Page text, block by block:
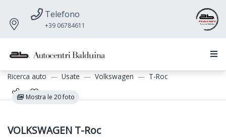
Telefono
+39 06784611
Ricerca auto Usate Volkswagen T-Roc
Mostra le 20 foto
VOLKSWAGEN T-Roc